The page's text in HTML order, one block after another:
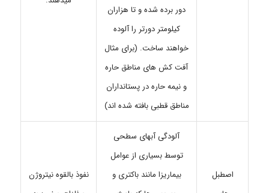
دور برده شده و تا هزاران
کیلومتر دورتر را آلوده
خواهند ساخت. (برای مثال
آفت کش های مناطق حاره
و نیمه حاره در پستانداران
مناطق قطبی بافته شده اند)
اصطبل
آلودگی آبهای سطحی
توسط بسیاری از عوامل
بیماریزا مانند باکتری و
نفوذ بالقوه نیتروژن